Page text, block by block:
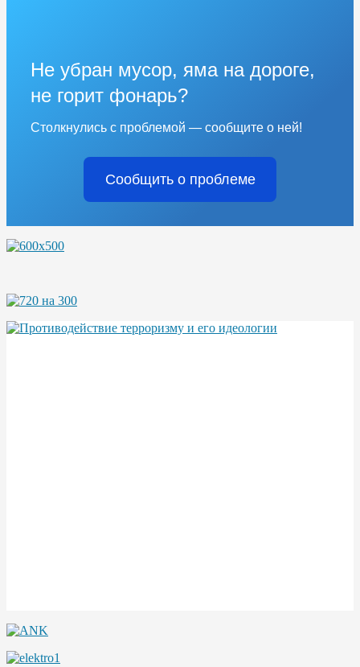
Не убран мусор, яма на дороге,
не горит фонарь?
Столкнулись с проблемой — сообщите о ней!
Сообщить о проблеме